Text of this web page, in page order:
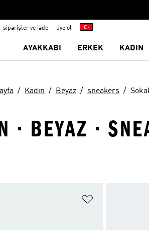
siparişler ve iade üye ol
AYAKKABI ERKEK KADIN
Kadın Beyaz sneakers
· BEYAZ ·